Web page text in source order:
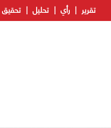
تقرير رأي تحليل تحقيق